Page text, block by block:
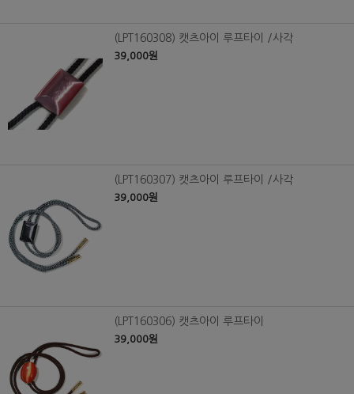
(LPT160308) 캣츠아이 루프타이 /사각
39,000원
(LPT160307) 캣츠아이 루프타이 /사각
39,000원
(LPT160306) 캣츠아이 루프타이
39,000원